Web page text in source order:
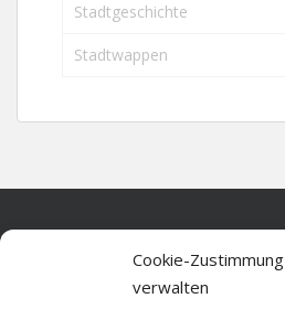
Cookie-Zustimmung
verwalten
Stadtgeschichte
Stadtwappen